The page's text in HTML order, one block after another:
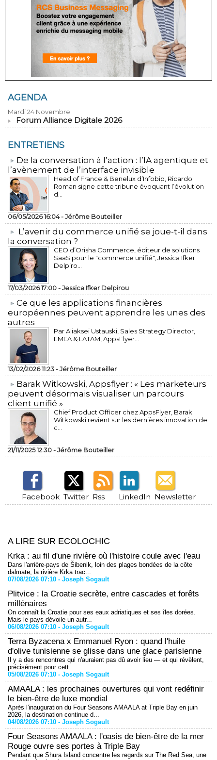
AGENDA
Mardi 24 Novembre
Forum Alliance Digitale 2026
ENTRETIENS
​De la conversation à l’action : l’IA agentique et
l’avènement de l’interface invisible
Head of France & Benelux d’Infobip, Ricardo
Roman signe cette tribune évoquant l’évolution
d...
06/05/2026 16:04 -Jérôme Bouteiller
L’avenir du commerce unifié se joue-t-il dans
la conversation ?
CEO d’Orisha Commerce, éditeur de solutions
SaaS pour le "commerce unifié", Jessica Ifker
Delpiro...
17/03/2026 17:00 -Jessica Ifker Delpirou
​Ce que les applications financières
européennes peuvent apprendre les unes des
autres
Par Aliaksei Ustauski, Sales Strategy Director,
EMEA & LATAM, AppsFlyer...
13/02/2026 11:23 -Jérôme Bouteiller
​Barak Witkowski, Appsflyer : « Les marketeurs
peuvent désormais visualiser un parcours
client unifié »
Chief Product Officer chez AppsFlyer, ​Barak
Witkowski revient sur les dernières innovation de
c...
21/11/2025 12:30 -Jérôme Bouteiller
Facebook Twitter Rss LinkedIn Newsletter
A LIRE SUR ECOLOCHIC
Krka : au fil d'une rivière où l'histoire coule avec l'eau
Dans l'arrière-pays de Šibenik, loin des plages bondées de la côte
dalmate, la rivière Krka trac...
07/08/2026 07:10 - Joseph Sogault
Plitvice : la Croatie secrète, entre cascades et forêts
millénaires
On connaît la Croatie pour ses eaux adriatiques et ses îles dorées.
Mais le pays dévoile un autr...
06/08/2026 07:10 - Joseph Sogault
Terra Byzacena x Emmanuel Ryon : quand l'huile
d'olive tunisienne se glisse dans une glace parisienne
Il y a des rencontres qui n'auraient pas dû avoir lieu — et qui révèlent,
précisément pour cett...
05/08/2026 07:10 - Joseph Sogault
AMAALA : les prochaines ouvertures qui vont redéfinir
le bien-être de luxe mondial
Après l'inauguration du Four Seasons AMAALA at Triple Bay en juin
2026, la destination continue d...
04/08/2026 07:10 - Joseph Sogault
Four Seasons AMAALA : l'oasis de bien-être de la mer
Rouge ouvre ses portes à Triple Bay
Pendant que Shura Island concentre les regards sur The Red Sea, une